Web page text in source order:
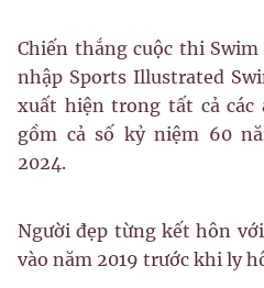
Chiến thắng cuộc thi Swim
nhập Sports Illustrated
xuất hiện trong tất cả các
gồm cả số kỷ niệm 60
2024.
Người đẹp từng kết hôn
vào năm 2019 trước khi ly